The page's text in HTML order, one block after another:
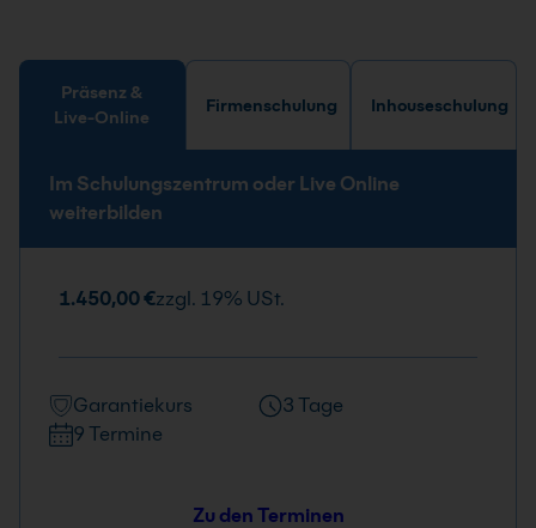
Präsenz &
Live-Online
Firmenschulung Inhouseschulung
Im Schulungszentrum oder Live Online
weiterbilden
1.450,00 €zzgl. 19% USt.
Garantiekurs
3 Tage
9 Termine
Zu den Terminen